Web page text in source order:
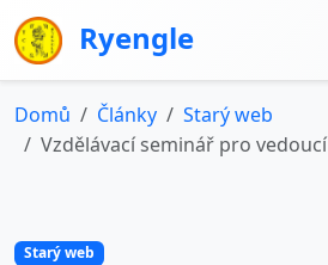
Ryengle
Domů Články
Starý web
Vzdělávací seminář pro vedoucí
Starý web